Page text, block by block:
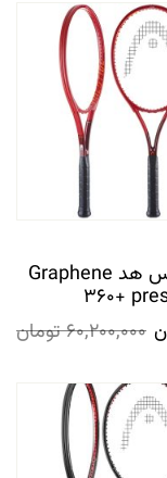
راکت تنیس هد Graphene
360+
60,200,000تومان